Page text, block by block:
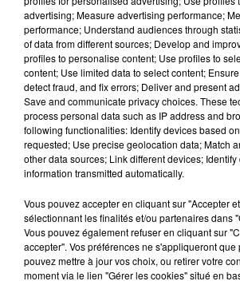
ASSE : UN COMMUNIQUÉ
DEMANDER LE DÉPART DE
advertising; Measure advertising performance;
performance; Understand audiences through
of data from different sources; Develop and
profiles to personalise content; Use profiles to
content; Use limited data to select content;
detect fraud, and fix errors; Deliver and present
Save and communicate privacy choices. These
process personal data such as IP address and
following functionalities: Identify devices based
requested; Use precise geolocation data; Match
other data sources; Link different devices;
information transmitted automatically.
Vous pouvez accepter en cliquant sur "Accepter
sélectionnant les finalités et/ou partenaires dans
Vous pouvez également refuser en cliquant sur
accepter". Vos préférences ne s'appliqueront que
pouvez mettre à jour vos choix, ou retirer votre
moment via le lien "Gérer les cookies" situé en